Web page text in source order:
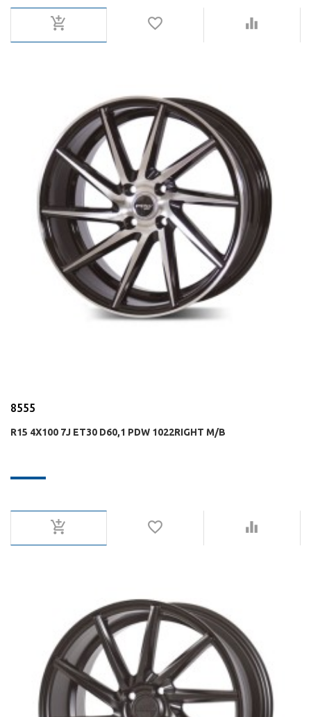
8555
R15 4X100 7J ET30 D60,1 PDW 1022RIGHT M/B